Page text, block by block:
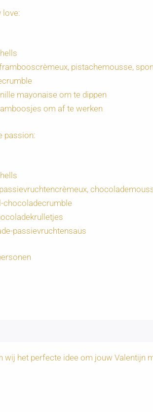
love:
pistachemousse,
mayonaise om te dippen
om af te werken
passion:
chocoladecrumble
passievruchtensaus
wij het perfecte idee om jouw Valentijn